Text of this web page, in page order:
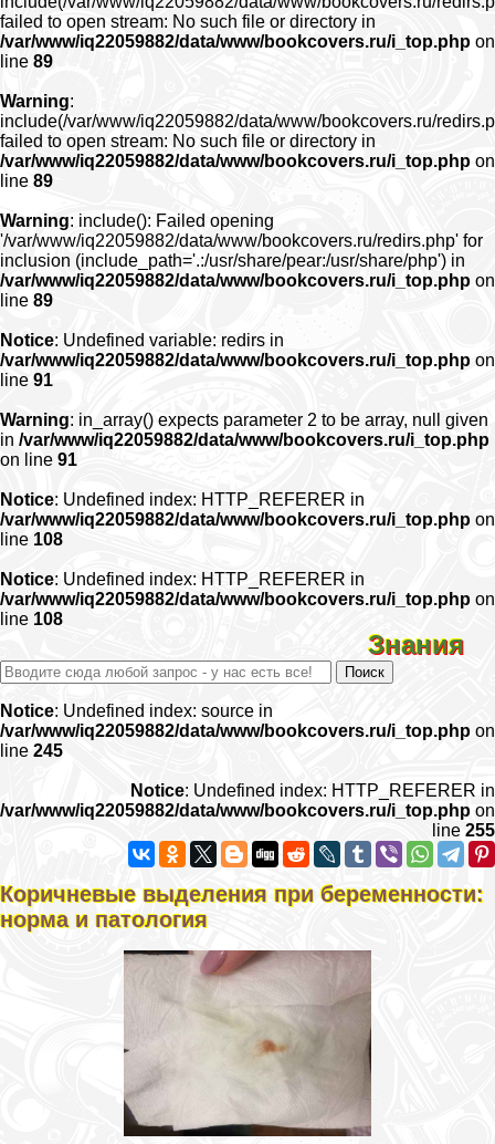
failed to open stream: No such file or directory in
/var/www/iq22059882/data/www/bookcovers.ru/i_top.php on
line 89
Warning:
include(/var/www/iq22059882/data/www/bookcovers.ru/
failed to open stream: No such file or directory in
/var/www/iq22059882/data/www/bookcovers.ru/i_top.php on
line 89
Warning: include(): Failed opening
'/var/www/iq22059882/data/www/bookcovers.ru/redirs.php' for
inclusion (include_path='.:/usr/share/pear:/usr/share/php') in
/var/www/iq22059882/data/www/bookcovers.ru/i_top.php on
line 89
Notice: Undefined variable: redirs in
/var/www/iq22059882/data/www/bookcovers.ru/i_top.php on
line 91
Warning: in_array() expects parameter 2 to be array, null given
in /var/www/iq22059882/data/www/bookcovers.ru/i_top.php
on line 91
Notice: Undefined index: HTTP_REFERER in
/var/www/iq22059882/data/www/bookcovers.ru/i_top.php on
line 108
Notice: Undefined index: HTTP_REFERER in
/var/www/iq22059882/data/www/bookcovers.ru/i_top.php on
line 108
Знания
Notice: Undefined index: source in
/var/www/iq22059882/data/www/bookcovers.ru/i_top.php on
line 245
Notice: Undefined index: HTTP_REFERER in
/var/www/iq22059882/data/www/bookcovers.ru/i_top.php on
line 255
Коричневые выделения при беременности:
норма и патология